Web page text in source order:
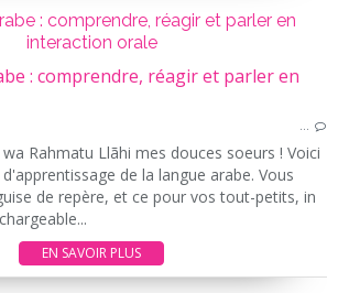
: comprendre, réagir et parler en
interaction orale
…
Rahmatu Llãhi mes douces soeurs ! Voici
de la langue arabe. Vous
de repère, et ce pour vos tout-petits, in
EN SAVOIR PLUS